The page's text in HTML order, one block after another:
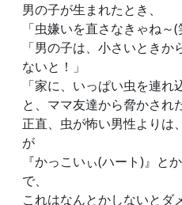
男の子が生まれたとき、
「虫嫌いを直さなきゃね～(
「男の子は、小さいとき
ないと！」
「家に、いっぱい虫を連れ
と、ママ友達から脅かされ
正直、虫が怖い男性よりは
が
『かっこいぃ(ハート)』と
で、
これはなんとかしないとダ